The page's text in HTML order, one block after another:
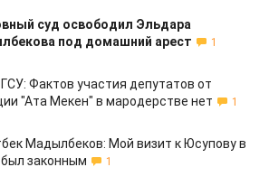
суд освободил Эльдара
под домашний арест
1
ГСУ: Фактов участия депутатов от
"Ата Мекен" в мародерстве нет
1
Мадылбеков: Мой визит к Юсупову в
законным
1